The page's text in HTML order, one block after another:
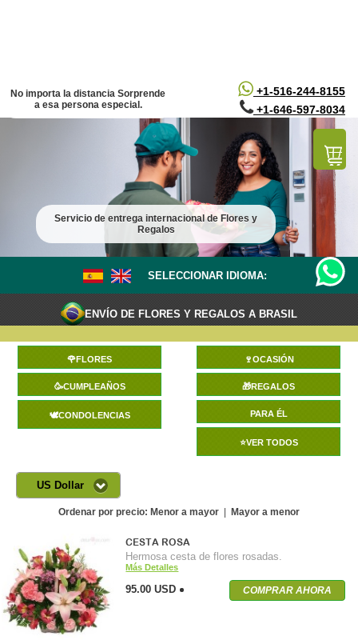
+1-516-244-8155
+1-646-597-8034
No importa la distancia Sorprende
a esa persona especial.
Servicio de entrega internacional de Flores y
Regalos
SELECCIONAR IDIOMA:
ENVÍO DE FLORES Y REGALOS A BRASIL
🌹FLORES 🍷OCASIÓN
🥳CUMPLEAÑOS 🎁REGALOS
🕊️CONDOLENCIAS PARA ÉL
⭐VER TODOS
US Dollar
Ordenar por precio: Menor a mayor Mayor a menor
CESTA ROSA
Hermosa cesta de flores rosadas.
Más Detalles
95.00 USD COMPRAR AHORA